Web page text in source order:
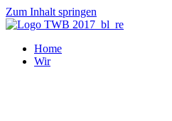
Zum Inhalt springen
Home
Wir